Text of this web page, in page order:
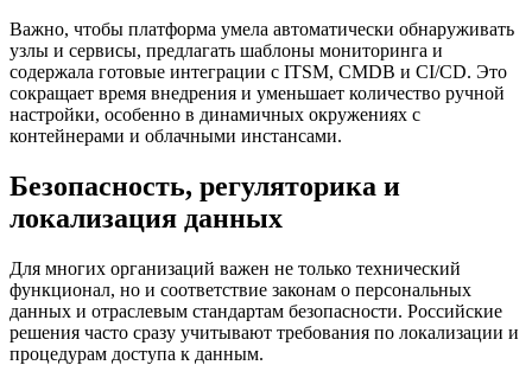
Важно, чтобы платформа умела автоматически обнаруживать
узлы и сервисы, предлагать шаблоны мониторинга и
содержала готовые интеграции с ITSM, CMDB и CI/CD. Это
сокращает время внедрения и уменьшает количество ручной
настройки, особенно в динамичных окружениях с
контейнерами и облачными инстансами.
Безопасность, регуляторика и
локализация данных
Для многих организаций важен не только технический
функционал, но и соответствие законам о персональных
данных и отраслевым стандартам безопасности. Российские
решения часто сразу учитывают требования по локализации и
процедурам доступа к данным.